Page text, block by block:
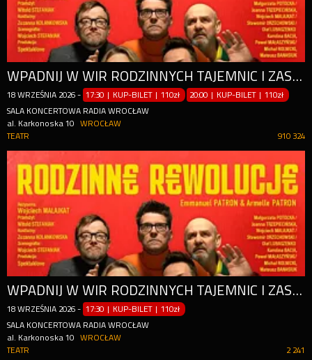
WPADNIJ W WIR RODZINNYCH TAJEMNIC I ZASKAKUJĄCYCH ZWROTÓW AKCJI!
18 WRZEŚNIA 2026 - 17:30 | KUP-BILET |110zł 20:00 | KUP-BILET |110zł
SALA KONCERTOWA RADIA WROCŁAW
al. Karkonoska 10
WROCŁAW
910 324
TEATR
WPADNIJ W WIR RODZINNYCH TAJEMNIC I ZASKAKUJĄCYCH ZWROTÓW AKCJI!
18 WRZEŚNIA 2026 - 17:30 | KUP-BILET |110zł
SALA KONCERTOWA RADIA WROCŁAW
al. Karkonoska 10
WROCŁAW
2 241
TEATR